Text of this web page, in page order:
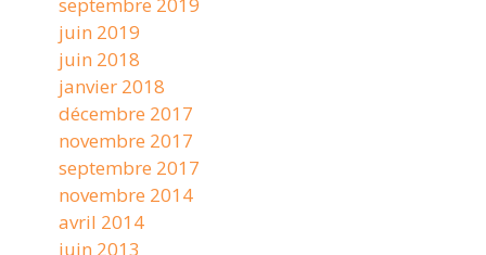
juin 2019
juin 2018
janvier 2018
décembre 2017
novembre 2017
septembre 2017
novembre 2014
avril 2014
juin 2013